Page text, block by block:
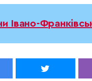
Івано-